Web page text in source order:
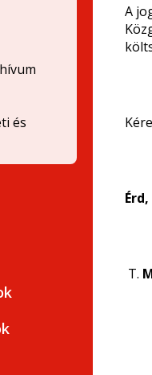
A
T.
és